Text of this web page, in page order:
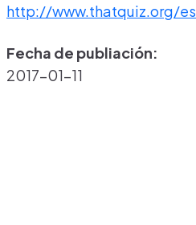
http://www.thatquiz.org/
Fecha de publiación:
2017-01-11